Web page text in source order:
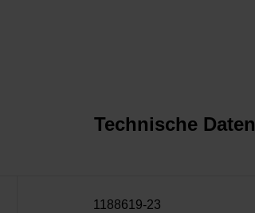
Technische Daten
1188619-23